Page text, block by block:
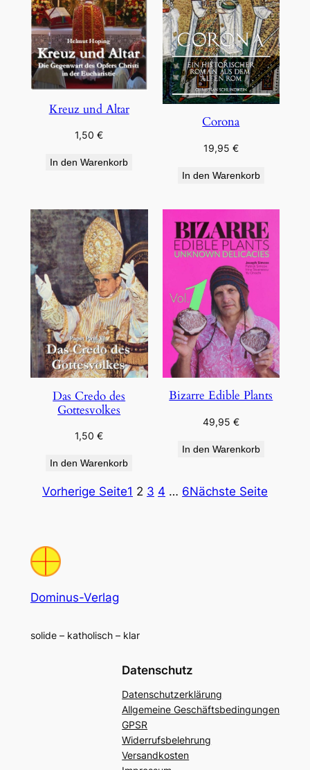
Kreuz und Altar
1,50€
In den Warenkorb
Corona
19,95 €
In den Warenkorb
Das Credo des
Gottesvolkes
1,50€
In den Warenkorb
Bizarre Edible Plants
49,95 €
In den Warenkorb
Vorherige Seite1 2 3 4 … 6Nächste Seite
Dominus-Verlag
solide – katholisch – klar
Datenschutz
Datenschutzerklärung
Allgemeine Geschäftsbedingungen
GPSR
Widerrufsbelehrung
Versandkosten